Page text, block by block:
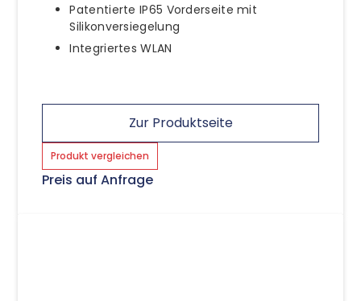
Patentierte IP65 Vorderseite mit
Silikonversiegelung
Integriertes WLAN
Zur Produktseite
Produkt vergleichen
Preis auf Anfrage